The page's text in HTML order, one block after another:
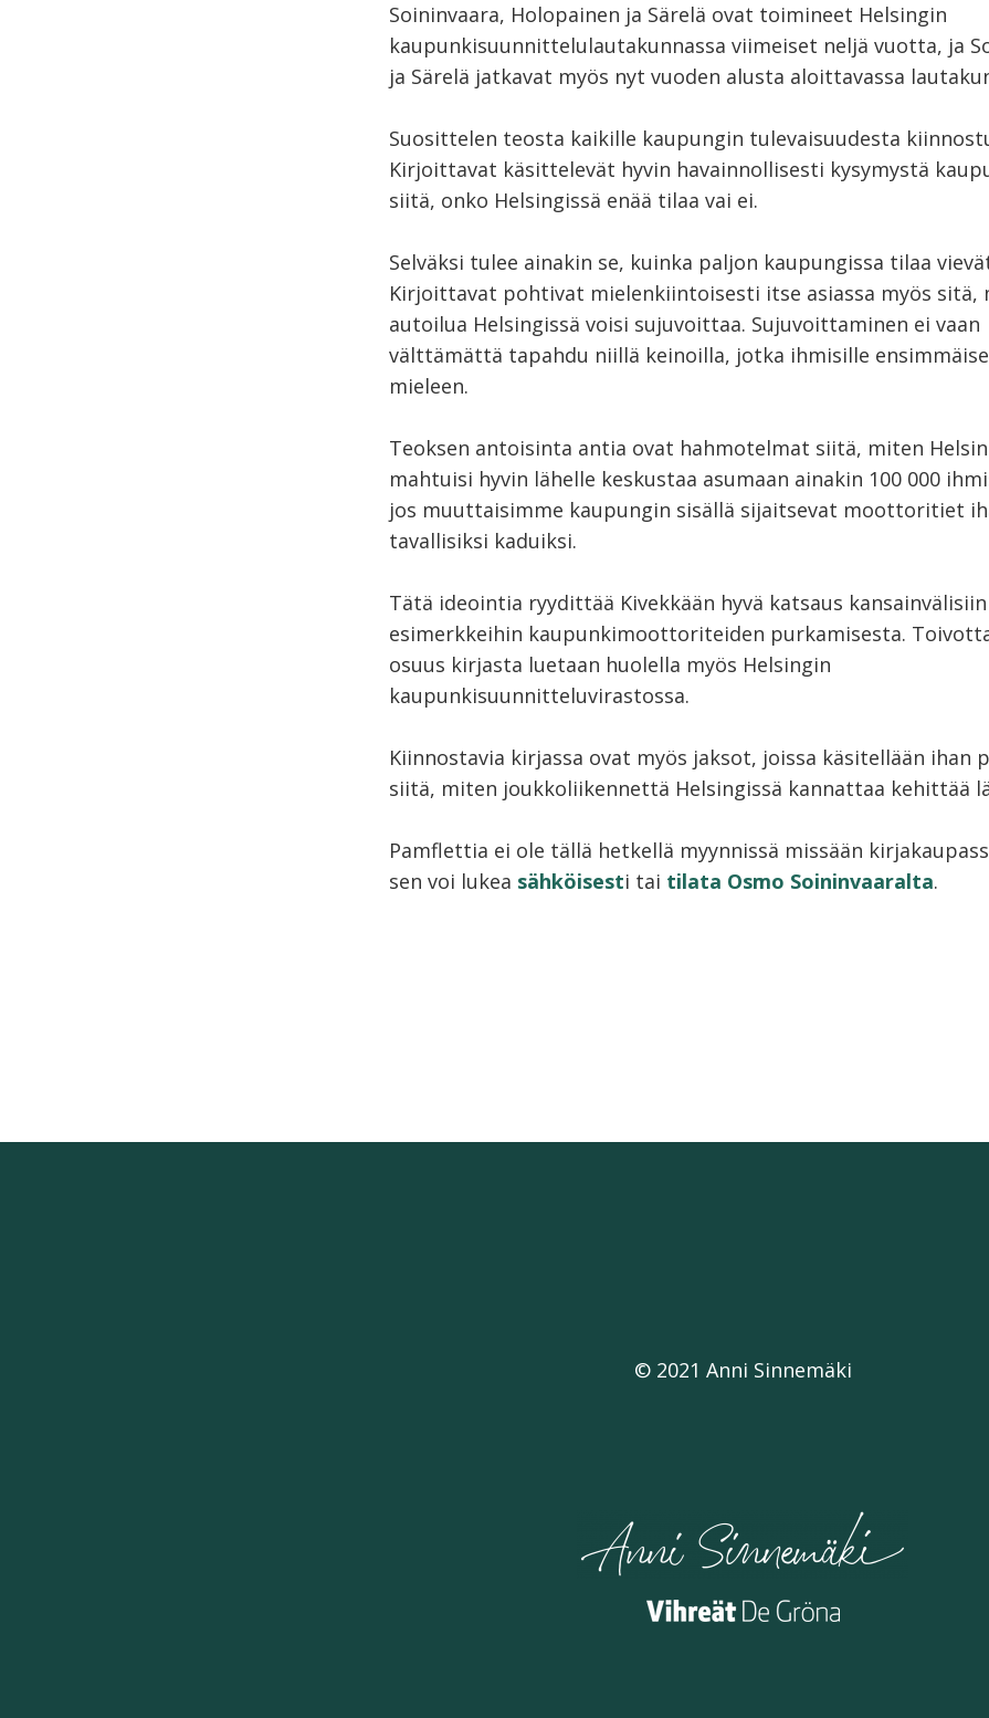
Soininvaara, Holopainen ja Särelä ovat toimineet Helsingin
kaupunkisuunnittelulautakunnassa viimeiset neljä vuotta, ja
ja Särelä jatkavat myös nyt vuoden alusta aloittavassa
Suosittelen teosta kaikille kaupungin tulevaisuudesta
Kirjoittavat käsittelevät hyvin havainnollisesti kysymystä
siitä, onko Helsingissä enää tilaa vai ei.
Selväksi tulee ainakin se, kuinka paljon kaupungissa tilaa
Kirjoittavat pohtivat mielenkiintoisesti itse asiassa myös sitä,
autoilua Helsingissä voisi sujuvoittaa. Sujuvoittaminen ei vaan
välttämättä tapahdu niillä keinoilla, jotka ihmisille
mieleen.
Teoksen antoisinta antia ovat hahmotelmat siitä, miten
mahtuisi hyvin lähelle keskustaa asumaan ainakin 100 000
jos muuttaisimme kaupungin sisällä sijaitsevat moottoritiet
tavallisiksi kaduiksi.
Tätä ideointia ryydittää Kivekkään hyvä katsaus kansainvälisiin
esimerkkeihin kaupunkimoottoriteiden purkamisesta.
osuus kirjasta luetaan huolella myös Helsingin
kaupunkisuunnitteluvirastossa.
Kiinnostavia kirjassa ovat myös jaksot, joissa käsitellään ihan
siitä, miten joukkoliikennettä Helsingissä kannattaa kehittää
Pamflettia ei ole tällä hetkellä myynnissä missään
sen voi lukea sähköisesti tai tilata Osmo Soininvaaralta.
© 2021 Anni Sinnemäki